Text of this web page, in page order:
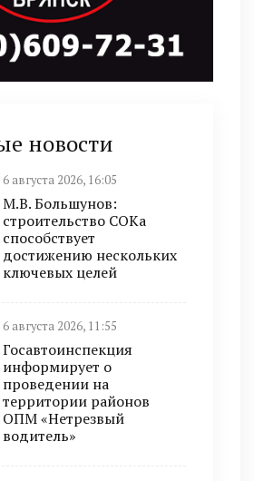
новости
6 августа 2026, 16:05
М.В. Большунов:
строительство СОКа
способствует
достижению нескольких
ключевых целей
6 августа 2026, 11:55
Госавтоинспекция
информирует о
проведении на
территории районов
ОПМ «Нетрезвый
водитель»